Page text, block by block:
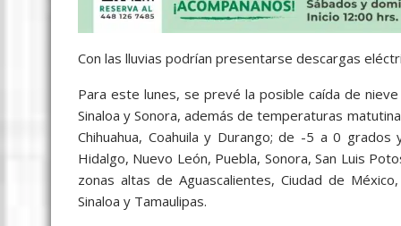
Con las lluvias podrían presentarse descargas
Para este lunes, se prevé la posible caída de
Sinaloa y Sonora, además de temperaturas
Chihuahua, Coahuila y Durango; de -5 a 0
Hidalgo, Nuevo León, Puebla, Sonora, San Luis
zonas altas de Aguascalientes, Ciudad de
Sinaloa y Tamaulipas.